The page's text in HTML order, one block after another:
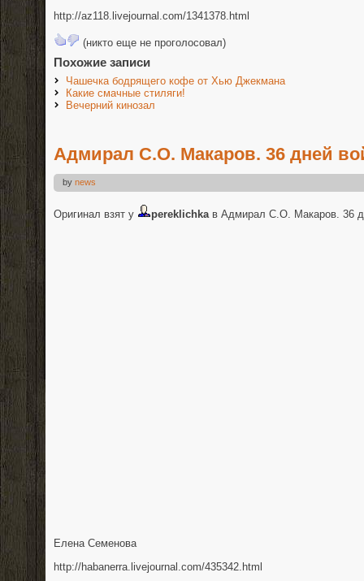
http://az118.livejournal.com/1341378.html
(никто еще не проголосовал)
Похожие записи
Чашечка бодрящего кофе от Хью Джекмана
Какие смачные стиляги!
Вечерний кинозал
Адмирал С.О. Макаров. 36 дней
by news
Оригинал взят у pereklichkaв Адмирал С.О. Макаров. 36
Елена Семенова
http://habanerra.livejournal.com/435342.html